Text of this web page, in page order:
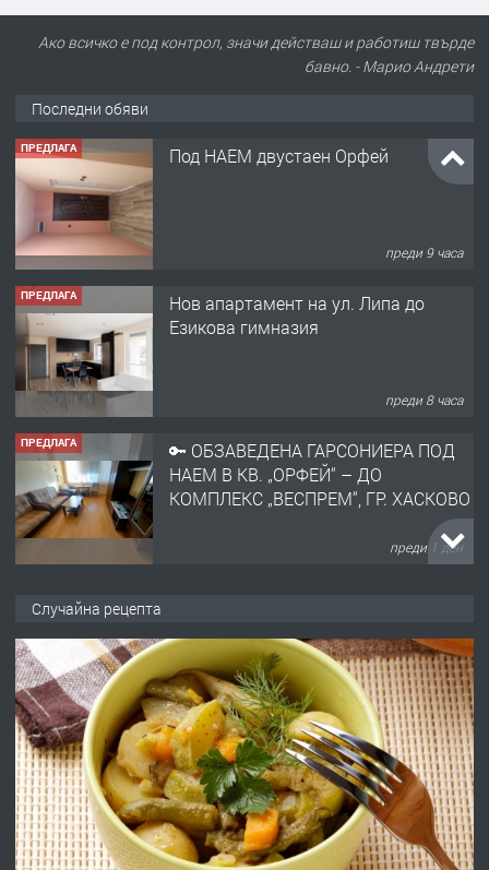
Ако всичко е под контрол, значи действаш и работиш твърде
бавно. - Марио Андрети
Последни обяви
ПРЕДЛАГА Под НАЕМ двустаен Орфей
преди 9 часа
ПРЕДЛАГА
Нов апартамент на ул. Липа до
Езикова гимназия
преди 8 часа
ПРЕДЛАГА
🔑 ОБЗАВЕДЕНА ГАРСОНИЕРА ПОД
НАЕМ В КВ. „ОРФЕЙ“ – ДО
КОМПЛЕКС „ВЕСПРЕМ“, ГР. ХАСКОВО
преди 1 ден
АПАРТАМЕНТ В ЦЕНТЪРА НА ГР.
ХАСКОВО
преди 2 дни
ПРЕДЛАГА Давам гараж под наем
преди 2 дни
Случайна рецепта